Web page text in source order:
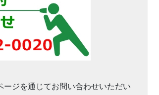
ジを通じてお問い合わせいただい